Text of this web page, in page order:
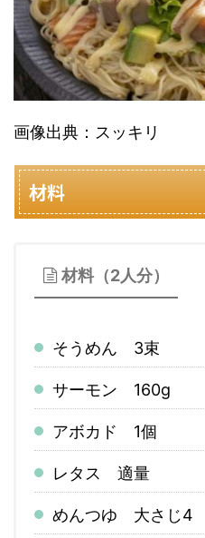
画像出典：スッキリ
材料
材料（2人分）
そうめん 3束
サーモン 160g
アボカド 1個
レタス 適量
めんつゆ 大さじ4